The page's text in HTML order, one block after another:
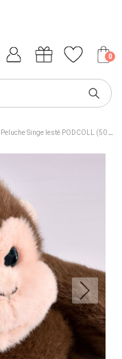
0
Peluche Singe lesté PODCOLL (50 cm)